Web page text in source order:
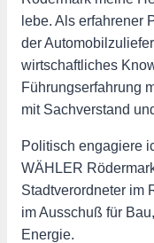
lebe. Als erfahrener
der
wirtschaftliches
Führungserfahrung
mit Sachverstand
Politisch engagiere
WÄHLER
Stadtverordneter im
im Ausschuß für
Energie.